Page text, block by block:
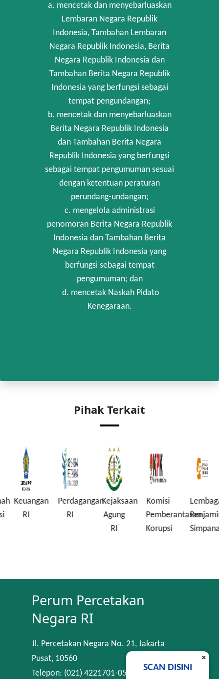
a. mencetak dan menyebarluaskan
Lembaran Negara Republik
Indonesia, Tambahan Lembaran
Negara Republik Indonesia, Berita
Negara Republik Indonesia dan
Tambahan Berita Negara Republik
Indonesia yang berfungsi sebagai
tempat pengundangan;
b. mencetak dan menyebarluaskan
Berita Negara Republik Indonesia
dan Tambahan Berita Negara
Republik Indonesia yang berfungsi
sebagai tempat pengumuman sesuai
dengan ketentuan peraturan
perundang-undangan;
c. mengelola administrasi
penomoran Berita Negara Republik
Indonesia dan Tambahan Berita
Negara Republik Indonesia yang
berfungsi sebagai tempat
pengumuman; dan
d. mencetak Naskah Pidato
Kenegaraan.
Pihak Terkait
Keuangan
RI
Perdagangan
RI
Kejaksaan
Agung
RI
Komisi
Pemberantasan
Korupsi
Lembaga
Penjamin
Perum Percetakan
Negara RI
Jl. Percetakan Negara No. 21, Jakarta
Pusat, 10560
Telepon: (021) 4221701-05
×
SCAN DISINI